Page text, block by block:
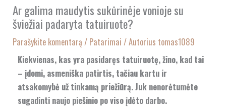
Ar galima maudytis sukūrinėje vonioje su
šviežiai padaryta tatuiruote?
Parašykite komentarą / Patarimai / Autorius tomas1089
Kiekvienas, kas yra pasidaręs tatuiruotę, žino, kad tai
– įdomi, asmeniška patirtis, tačiau kartu ir
atsakomybė už tinkamą priežiūrą. Juk nenorėtumėte
sugadinti naujo piešinio po viso įdėto darbo.